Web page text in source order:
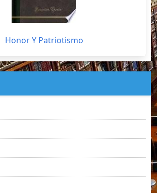
Honor Y Patriotismo